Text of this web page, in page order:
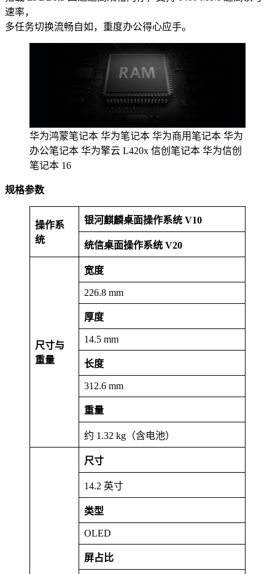
速率，
多任务切换流畅自如，重度办公得心应⁠手。
华为鸿蒙笔记本 华为笔记本 华为商用笔记本 华为
办公笔记本 华为擎云 L420x 信创笔记本 华为信创
笔记本 16
规格参数
操作系
统
银河麒麟桌面操作系统 V10
统信桌面操作系统 V20
尺寸与
重量
宽度
226.8 mm
厚度
14.5 mm
长度
312.6 mm
重量
约 1.32 kg（含电池）
尺寸
14.2 英寸
类型
OLED
屏占比